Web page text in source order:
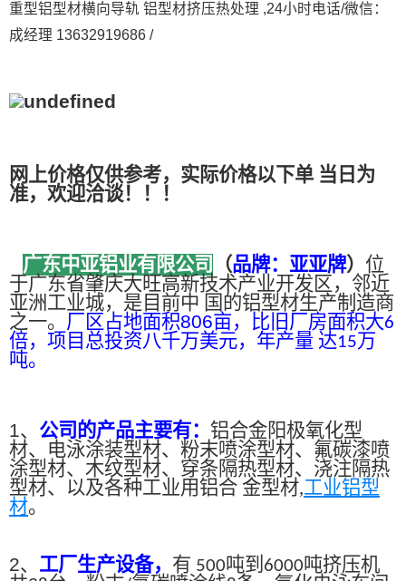
重型铝型材横向导轨 铝型材挤压热处理 ,24小时电话/微信：
成经理 13632919686 /
网上价格仅供参考，实际价格以下单 当日为
准，欢迎洽谈！！！
广东中亚铝业有限公司 （品牌：亚亚牌） 位
于广东省肇庆大旺高新技术产业开发区，邻近
亚洲工业城，是目前中 国的铝型材生产制造商
之一。 厂区占地面积806亩，比旧厂房面积大6
倍，项目总投资八千万美元，年产量 达15万
吨。
1、 公司的产品主要有： 铝合金阳极氧化型
材、电泳涂装型材、粉末喷涂型材、氟碳漆喷
涂型材、木纹型材、穿条隔热型材、浇注隔热
型材、以及各种工业用铝合 金型材,工业铝型
材。
2、 工厂生产设备， 有 500吨到 6000吨挤压机